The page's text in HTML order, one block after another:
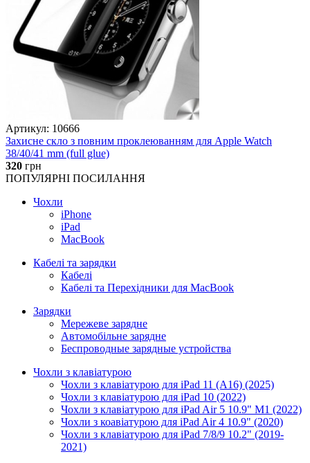
Артикул: 10666
Захисне скло з повним проклеюванням для Apple Watch
38/40/41 mm (full glue)
320 грн
ПОПУЛЯРНІ ПОСИЛАННЯ
Чохли
iPhone
iPad
MacBook
Кабелі та зарядки
Кабелі
Кабелі та Перехідники для MacBook
Зарядки
Мережеве зарядне
Автомобільне зарядне
Беспроводные зарядные устройства
Чохли з клавіатурою
Чохли з клавіатурою для iPad 11 (A16) (2025)
Чохли з клавіатурою для iPad 10 (2022)
Чохли з клавіатурою для iPad Air 5 10.9" M1 (2022)
Чохли з коавіатурою для iPad Air 4 10.9" (2020)
Чохли з клавіатурою для iPad 7/8/9 10.2" (2019-
2021)